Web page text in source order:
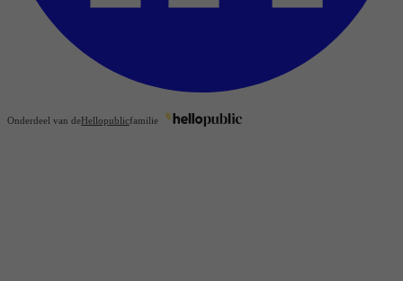
Onderdeel van deHellopublicfamilie